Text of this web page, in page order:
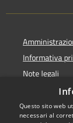
Informativa
Note legali
Dichiarazione
Questo sito web
necessari al